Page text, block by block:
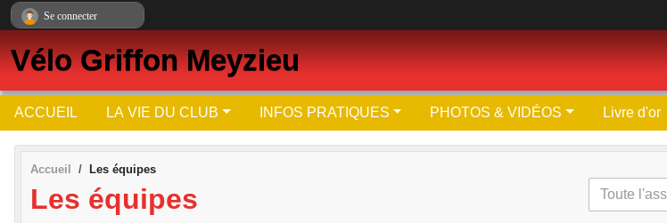
Vélo Griffon Meyzieu
ACCUEIL LA VIE DU CLUB INFOS PRATIQUES PHOTOS & VIDÉOS Livre d'or
Accueil Les équipes
Les équipes
Se connecter
Panneau de gestion des cookies